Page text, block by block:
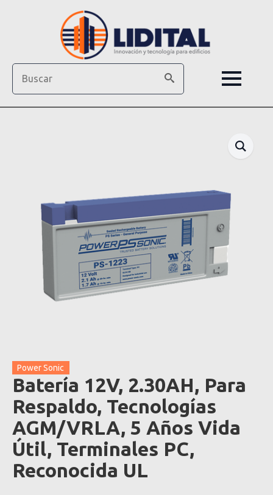
Power Sonic
Batería 12V, 2.30AH, Para
Respaldo, Tecnologías
AGM/VRLA, 5 Años Vida
Útil, Terminales PC,
Reconocida UL